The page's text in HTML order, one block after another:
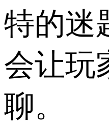
特的迷
会让玩
聊。